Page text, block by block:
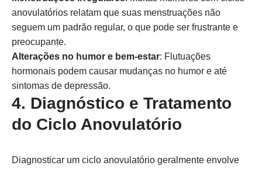
anovulatórios relatam que suas menstruações não
seguem um padrão regular, o que pode ser frustrante e
preocupante.
Alterações no humor e bem-estar: Flutuações
hormonais podem causar mudanças no humor e até
sintomas de depressão.
4. Diagnóstico e Tratamento
do Ciclo Anovulatório
Diagnosticar um ciclo anovulatório geralmente envolve